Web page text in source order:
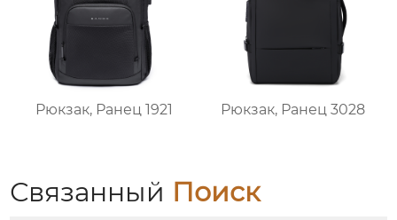
Рюкзак, Ранец 1921 Рюкзак, Ранец 3028
Связанный Поиск